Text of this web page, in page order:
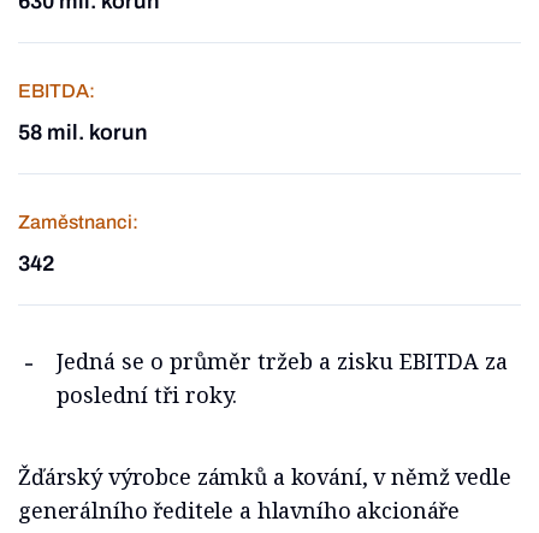
EBITDA:
58 mil. korun
Zaměstnanci:
342
Jedná se o průměr tržeb a zisku EBITDA za
poslední tři roky.
Žďárský výrobce zámků a kování, v němž vedle
generálního ředitele a hlavního akcionáře